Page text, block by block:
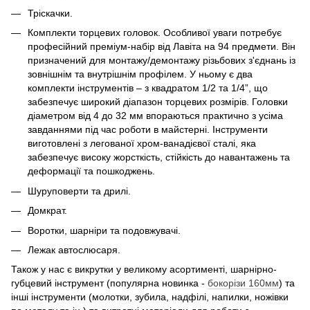
Тріскачки.
Комплекти торцевих головок. Особливої уваги потребує
професійний преміум-набір від Лавіта на 94 предмети. Він
призначений для монтажу/демонтажу різьбових з'єднань із
зовнішнім та внутрішнім профілем. У ньому є два
комплекти інструментів – з квадратом 1/2 та 1/4”, що
забезпечує широкий діапазон торцевих розмірів. Головки
діаметром від 4 до 32 мм впораються практично з усіма
завданнями під час роботи в майстерні. Інструменти
виготовлені з легованої хром-ванадієвої сталі, яка
забезпечує високу жорсткість, стійкість до навантажень та
деформації та пошкоджень.
Шуруповерти та дрилі.
Домкрат.
Воротки, шарніри та подовжувачі.
Лежак автослюсаря.
Також у нас є викрутки у великому асортименті, шарнірно-
губцевий інструмент (популярна новинка - бокорізи 160мм) та
інші інструменти (молотки, зубила, надфілі, напилки, ножівки